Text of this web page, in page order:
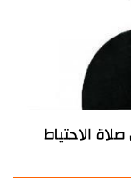
الاحتياط